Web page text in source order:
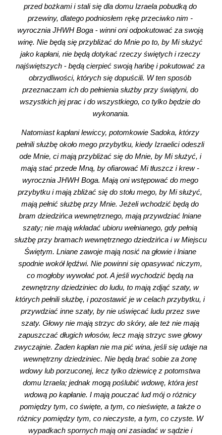
przed bożkami i stali się dla domu Izraela pobudką do
przewiny, dlatego podniosłem rękę przeciwko nim -
wyrocznia JHWH Boga - winni oni odpokutować za swoją
winę. Nie będą się przybliżać do Mnie po to, by Mi służyć
jako kapłani, nie będą dotykać rzeczy świętych i rzeczy
najświętszych - będą cierpieć swoją hańbę i pokutować za
obrzydliwości, których się dopuścili. W ten sposób
przeznaczam ich do pełnienia służby przy świątyni, do
wszystkich jej prac i do wszystkiego, co tylko będzie do
wykonania.
Natomiast kapłani lewiccy, potomkowie Sadoka, którzy
pełnili służbę około mego przybytku, kiedy Izraelici odeszli
ode Mnie, ci mają przybliżać się do Mnie, by Mi służyć, i
mają stać przede Mną, by ofiarować Mi tłuszcz i krew -
wyrocznia JHWH Boga. Mają oni wstępować do mego
przybytku i mają zbliżać się do stołu mego, by Mi służyć,
mają pełnić służbę przy Mnie. Jeżeli wchodzić będą do
bram dziedzińca wewnętrznego, mają przywdziać lniane
szaty; nie mają wkładać ubioru wełnianego, gdy pełnią
służbę przy bramach wewnętrznego dziedzińca i w Miejscu
Świętym. Lniane zawoje mają nosić na głowie i lniane
spodnie wokół lędźwi. Nie powinni się opasywać niczym,
co mogłoby wywołać pot. A jeśli wychodzić będą na
zewnętrzny dziedziniec do ludu, to mają zdjąć szaty, w
których pełnili służbę, i pozostawić je w celach przybytku, i
przywdziać inne szaty, by nie uświęcać ludu przez swe
szaty. Głowy nie mają strzyc do skóry, ale też nie mają
zapuszczać długich włosów, lecz mają strzyc swe głowy
zwyczajnie. Żaden kapłan nie ma pić wina, jeśli się udaje na
wewnętrzny dziedziniec. Nie będą brać sobie za żonę
wdowy lub porzuconej, lecz tylko dziewicę z potomstwa
domu Izraela; jednak mogą poślubić wdowę, która jest
wdową po kapłanie. I mają pouczać lud mój o różnicy
pomiędzy tym, co święte, a tym, co nieświęte, a także o
różnicy pomiędzy tym, co nieczyste, a tym, co czyste. W
wypadkach spornych mają oni zasiadać w sądzie i